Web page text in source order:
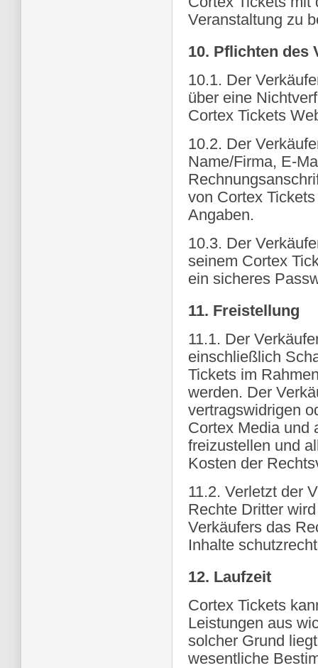
Veranstaltung zu
10. Pflichten des
10.1. Der
über eine
Cortex Tickets
10.2. Der
Name/Firma, E-
von Cortex
Angaben.
10.3. Der
seinem Cortex
ein sicheres
11. Freistellung
11.1. Der
einschließlich
Tickets im
werden. Der
vertragswidrigen
Cortex Media und
freizustellen und
Kosten der
11.2. Verletzt der
Rechte Dritter
Verkäufers das
Inhalte
12. Laufzeit
Cortex Tickets
Leistungen aus
solcher Grund
wesentliche